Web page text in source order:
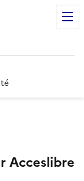
Acceslibre